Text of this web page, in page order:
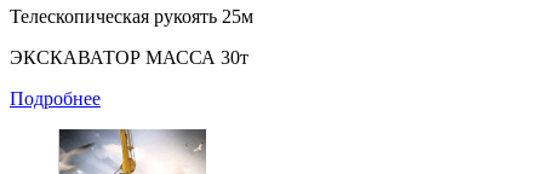
Телескопическая рукоять 25м
ЭКСКАВАТОР МАССА 30т
Подробнее